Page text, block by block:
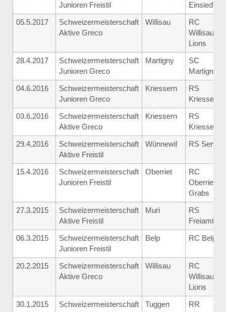
Junioren Freistil
Einsiedeln
05.5.2017
Schweizermeisterschaft
Aktive Greco
Willisau
RC
Willisau
Lions
28.4.2017
Schweizermeisterschaft
Junioren Greco
Martigny
SC
Martigny
04.6.2016
Schweizermeisterschaft
Junioren Greco
Kriessern
RS
Kriessern
03.6.2016
Schweizermeisterschaft
Aktive Greco
Kriessern
RS
Kriessern
29.4.2016
Schweizermeisterschaft
Aktive Freistil
Wünnewil RS Sense
15.4.2016
Schweizermeisterschaft
Junioren Freistil
Oberriet
RC
Oberriet-
Grabs
27.3.2015
Schweizermeisterschaft
Aktive Freistil
Muri
RS
Freiamt
06.3.2015
Schweizermeisterschaft
Junioren Freistil
Belp RC Belp
20.2.2015
Schweizermeisterschaft
Aktive Greco
Willisau
RC
Willisau
Lions
30.1.2015
Schweizermeisterschaft
Tuggen
RR